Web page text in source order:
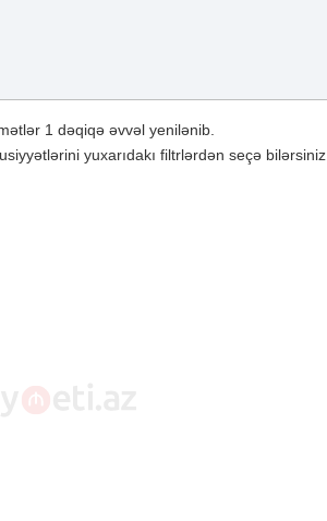
1 dəqiqə əvvəl yenilənib.
yuxarıdakı filtrlərdən seçə bilərsiniz.